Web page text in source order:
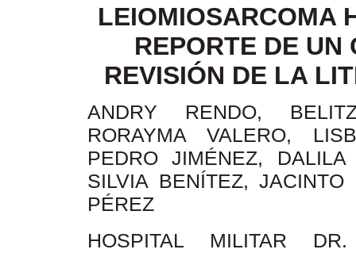
LEIOMIOSARCOMA
REPORTE DE UN
REVISIÓN DE LA
ANDRY RENDO,
RORAYMA VALERO,
PEDRO JIMÉNEZ, DALILA
SILVIA BENÍTEZ, JACINTO
PÉREZ
HOSPITAL MILITAR